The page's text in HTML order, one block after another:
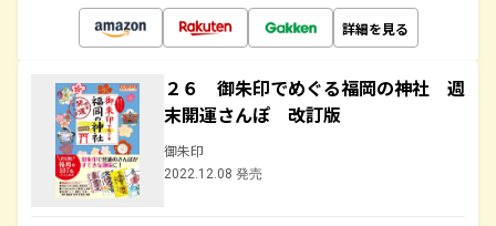
詳細を見る
２６ 御朱印でめぐる福岡の神社 週
末開運さんぽ 改訂版
御朱印
2022.12.08 発売